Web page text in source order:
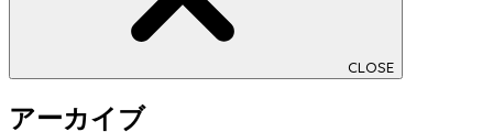
CLOSE
アーカイブ